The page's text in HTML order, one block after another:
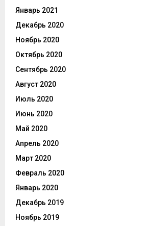
Январь 2021
Декабрь 2020
Ноябрь 2020
Октябрь 2020
Сентябрь 2020
Август 2020
Июль 2020
Июнь 2020
Май 2020
Апрель 2020
Март 2020
Февраль 2020
Январь 2020
Декабрь 2019
Ноябрь 2019